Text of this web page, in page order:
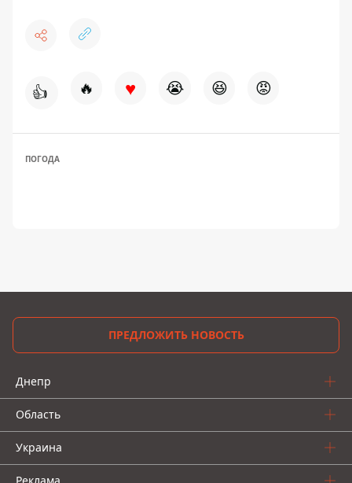
👍 🔥 ♥ 😭 😆 😡
ПОГОДА
ПРЕДЛОЖИТЬ НОВОСТЬ
Днепр
Область
Украина
Реклама